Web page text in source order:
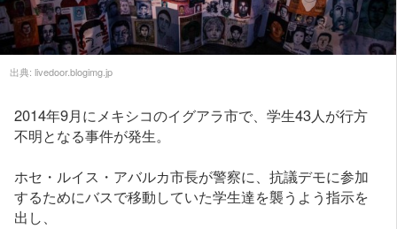
出典: livedoor.blogimg.jp
2014年9月にメキシコのイグアラ市で、学生43人が行方
不明となる事件が発生。
ホセ・ルイス・アバルカ市長が警察に、抗議デモに参加
するためにバスで移動していた学生達を襲うよう指示を
出し、